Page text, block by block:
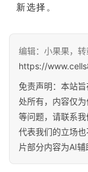
新选择。
编辑：小果果，转
https://
免责声明：本站
处所有，内容仅
等问题，请联系
代表我们的立场
片部分内容为AI辅